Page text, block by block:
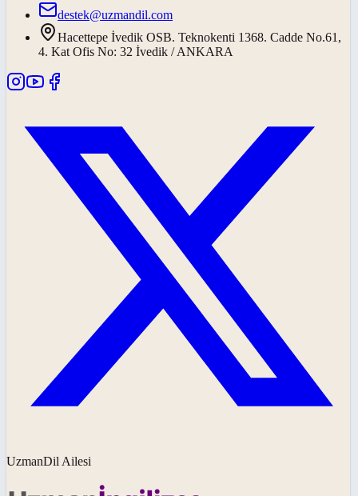
destek@uzmandil.com
Hacettepe İvedik OSB. Teknokenti 1368. Cadde No.61,
4. Kat Ofis No: 32 İvedik / ANKARA
UzmanDil Ailesi